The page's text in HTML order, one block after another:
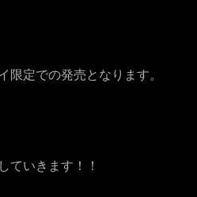
定での発売となります。
ていきます！！